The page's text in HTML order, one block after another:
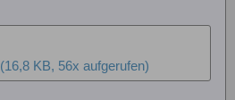
(16,8 KB, 56x aufgerufen)